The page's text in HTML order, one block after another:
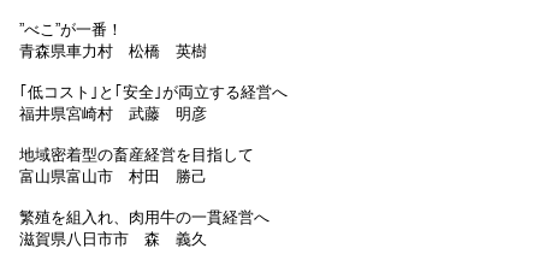
”べこ”が一番！
青森県車力村 松橋 英樹
｢低コスト｣と｢安全｣が両立する経営へ
福井県宮崎村 武藤 明彦
地域密着型の畜産経営を目指して
富山県富山市 村田 勝己
繁殖を組入れ、肉用牛の一貫経営へ
滋賀県八日市市 森 義久